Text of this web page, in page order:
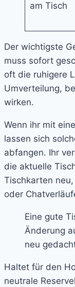
am Tisch
Der wichtigste
muss sofort
oft die ruhigere
Umverteilung,
wirken.
Wenn ihr mit
lassen sich
abfangen. Ihr
die aktuelle
Tischkarten
oder
Eine gute
Änderung
neu
Haltet für den
neutrale